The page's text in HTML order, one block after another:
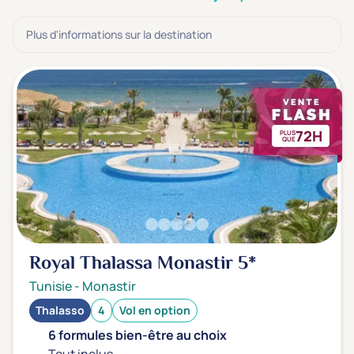
Note de nos clients
D'après notre partenaire Avis-Vérifiés
Parfait: 4.5+
(0)
Excellent: 4+
(2)
Très bien: 3.5+
(0)
Envie de
Bord de mer
(2)
Ville
(0)
Montagne
Campagne
Plus d'informations sur la destination
PLUS
QUE72H
Royal Thalassa Monastir5*
Tunisie- Monastir
Thalasso 4 Vol en option
6 formules bien-être au choix